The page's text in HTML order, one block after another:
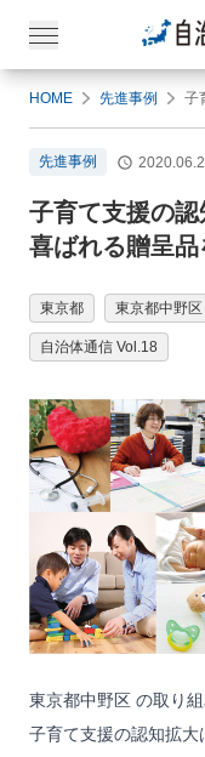
HOME 先進事例
先進事例
子育て支援の
喜ばれる贈呈品
東京都 東京都中野区
自治体通信 Vol.18
東京都中野区 の取り
子育て支援の認知拡